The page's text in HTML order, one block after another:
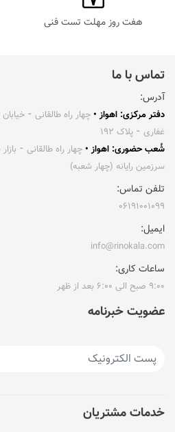
هفت روز مهلت تست فنی
تماس با ما
آدرس:
دفتر مرکزی: اهواز • چهار راه طالقانی ⁃
غفاری ⁃ پلاک ۱۹۲
شُعب حضوری: اهواز • چهار راه طالقانی ⁃
سرزمین رایانه (چهار شعبه)
تلفن تماس:
۰۶۱۹۱۰۰۱۰۹۹
ایمیل:
info@rinokala.com
ساعات کاری:
۹:۰۰ صبح الی ۶:۰۰ بعد از ظهر
عضویت خبرنامه
خدمات مشتریان